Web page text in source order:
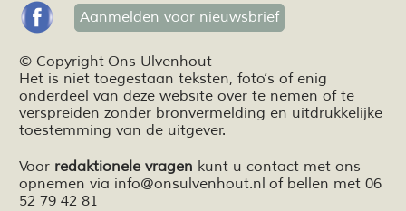
Aanmelden voor nieuwsbrief
© Copyright Ons Ulvenhout
Het is niet toegestaan teksten, foto’s of enig
onderdeel van deze website over te nemen of te
verspreiden zonder bronvermelding en uitdrukkelijke
toestemming van de uitgever.
Voor redaktionele vragen kunt u contact met ons
opnemen via info@onsulvenhout.nl of bellen met 06
52 79 42 81